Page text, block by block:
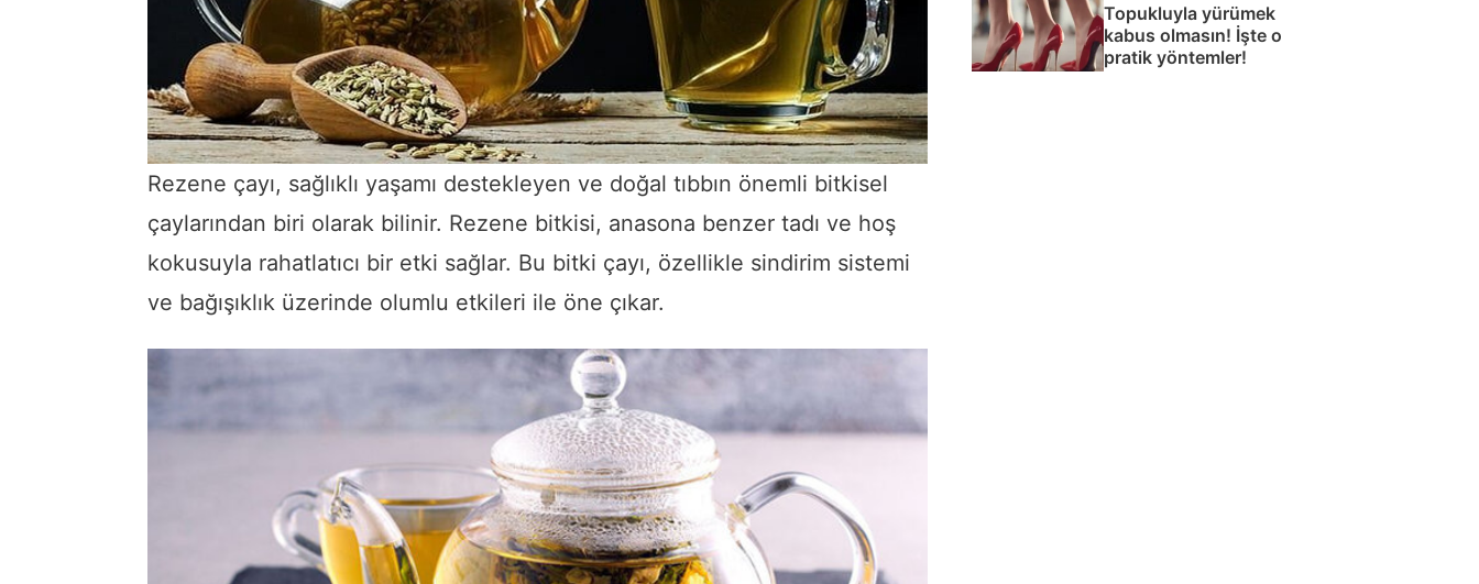
Rezene çayı, sağlıklı yaşamı destekleyen ve doğal tıbbın önemli bitkisel
çaylarından biri olarak bilinir. Rezene bitkisi, anasona benzer tadı ve hoş
kokusuyla rahatlatıcı bir etki sağlar. Bu bitki çayı, özellikle sindirim sistemi
ve bağışıklık üzerinde olumlu etkileri ile öne çıkar.
Topukluyla yürümek
kabus olmasın! İşte o
pratik yöntemler!